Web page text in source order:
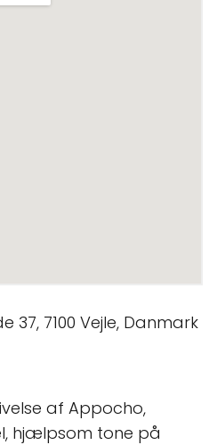
af Appocho,
hjælpsom tone på